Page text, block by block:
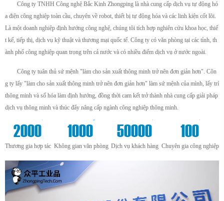
Công ty TNHH Công nghệ Bắc Kinh Zhongping là nhà cung cấp dịch vụ tự động hó
a điện công nghiệp toàn cầu, chuyên về robot, thiết bị tự động hóa và các linh kiện cốt lõi.
Là một doanh nghiệp định hướng công nghệ, chúng tôi tích hợp nghiên cứu khoa học, thiế
t kế, tiếp thị, dịch vụ kỹ thuật và thương mại quốc tế. Công ty có văn phòng tại các tỉnh, th
ành phố công nghiệp quan trọng trên cả nước và có nhiều điểm dịch vụ ở nước ngoài.
Công ty tuân thủ sứ mệnh "làm cho sản xuất thông minh trở nên đơn giản hơn". Côn
g ty lấy "làm cho sản xuất thông minh trở nên đơn giản hơn" làm sứ mệnh của mình, lấy trí
thông minh và số hóa làm định hướng, đồng thời cam kết trở thành nhà cung cấp giải pháp
dịch vụ thông minh và thúc đẩy nâng cấp ngành công nghiệp thông minh.
2000
+
Thương gia hợp tác
1000
m²
Không gian văn phòng
50000
+
Dịch vụ khách hàng
100
+
Chuyên gia công nghiệp